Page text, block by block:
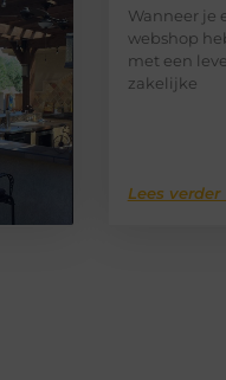
Wanneer je
webshop
met een
zakelijke
Lees verder